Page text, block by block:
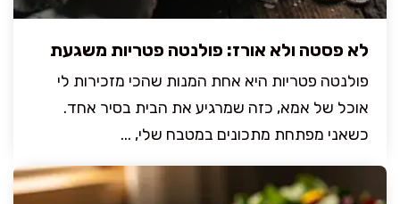
לא פסטה ולא אורז: פולנטה פטריות משגעת
פולנטה פטריות היא אחת המנות שהכי מזכירות לי
אוכל של אמא, כזה שמרגיע את הבית בסיר אחד.
כשאני מפתחת מתכונים במטבח שלי, ...